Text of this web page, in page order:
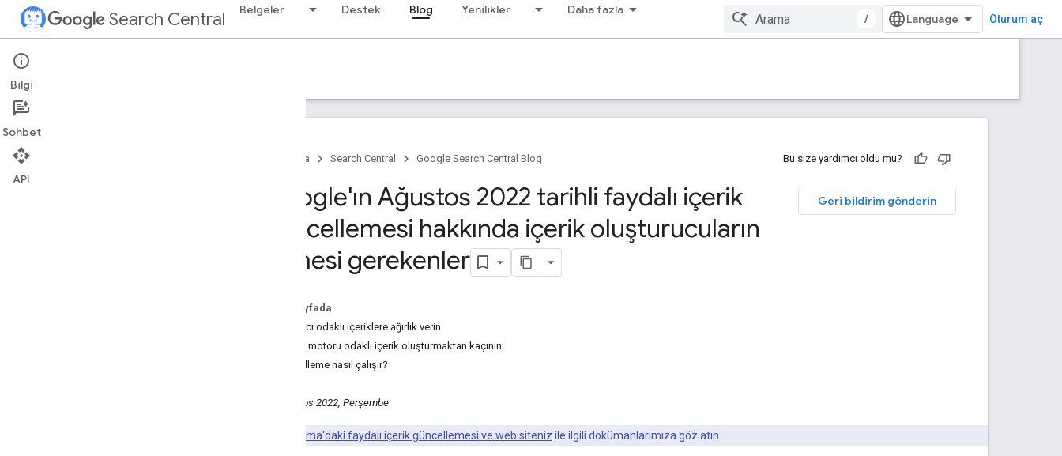
Search Central Belgeler Destek Blog Yenilikler Daha fazla
/ Oturum aç
Google Search Central Blog
Arşivle
Ana Sayfa Search Central Google Search Central Blog Bu size yardımcı oldu mu?
Geri bildirim gönderin
Google'ın Ağustos 2022 tarihli faydalı içerik
güncellemesi hakkında içerik oluşturucuların
bilmesi gerekenler
Bu sayfada
Kullanıcı odaklı içeriklere ağırlık verin
Arama motoru odaklı içerik oluşturmaktan kaçının
Güncelleme nasıl çalışır?
18 Ağustos 2022, Perşembe
Google Arama'daki faydalı içerik güncellemesi ve web siteniz ile ilgili dokümanlarımıza göz atın.
Bilgi
Sohbet
API